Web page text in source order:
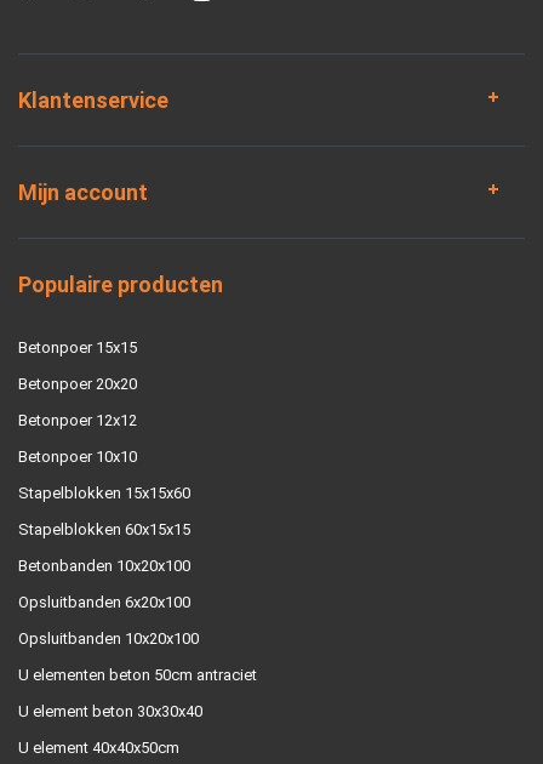
Klantenservice
Mijn account
Populaire producten
Betonpoer 15x15
Betonpoer 20x20
Betonpoer 12x12
Betonpoer 10x10
Stapelblokken 15x15x60
Stapelblokken 60x15x15
Betonbanden 10x20x100
Opsluitbanden 6x20x100
Opsluitbanden 10x20x100
U elementen beton 50cm antraciet
U element beton 30x30x40
U element 40x40x50cm